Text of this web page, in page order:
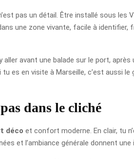
pas un détail. Être installé sous les
une zone vivante, facile à identifier,
avant une balade sur le port,
es en visite à Marseille, c’est aussi
dans le cliché
déco et confort moderne. En clair, tu
et l’ambiance générale donnent